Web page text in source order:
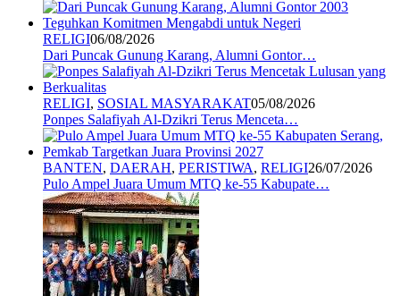
RELIGI06/08/2026
Dari Puncak Gunung Karang, Alumni Gontor…
RELIGI, SOSIAL MASYARAKAT05/08/2026
Ponpes Salafiyah Al-Dzikri Terus Menceta…
BANTEN, DAERAH, PERISTIWA, RELIGI26/07/2026
Pulo Ampel Juara Umum MTQ ke-55 Kabupate…